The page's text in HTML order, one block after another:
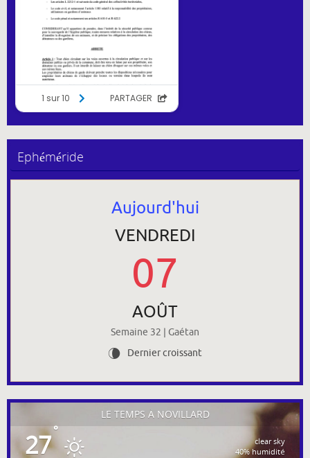
Ephéméride
Aujourd'hui
VENDREDI
07
AOÛT
Semaine 32 | Gaétan
V Dernier croissant
LE TEMPS À NOVILLARD
27°
clear sky
40% humidité